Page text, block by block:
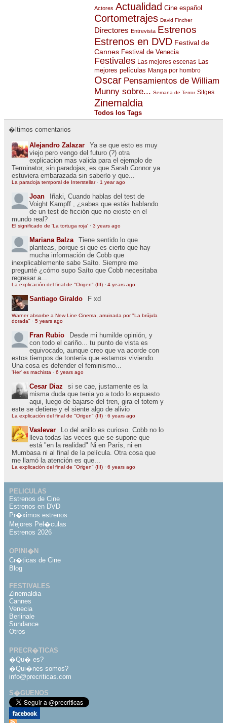
Actores Actualidad Cine español
Cortometrajes David Fincher
Directores Entrevista Estrenos
Estrenos en DVD Festival de
Cannes Festival de Venecia
Festivales Las mejores escenas Las
mejores películas Manga por hombro
Oscar Pensamientos de William
Munny sobre... Semana de Terror Sitges
Zinemaldia
Todos los Tags
�ltimos comentarios
Alejandro Zalazar
Ya se que esto es muy
viejo pero vengo del futuro (?) otra
explicacion mas valida para el ejemplo de
Terminator, sin paradojas, es que Sarah Connor ya
estuviera embarazada sin saberlo y que...
La paradoja temporal de Interstellar· 1 year ago
Joan
Iñaki, Cuando hablas del test de
Voight Kampff , ¿sabes que estás hablando
de un test de ficción que no existe en el
mundo real?
El significado de 'La tortuga roja' · 3 years ago
Mariana Balza
Tiene sentido lo que
planteas, porque si que es cierto que hay
mucha información de Cobb que
inexplicablemente sabe Saíto. Siempre me
pregunté ¿cómo supo Saíto que Cobb necesitaba
regresar a...
La explicación del final de "Origen" (III) · 4 years ago
Santiago Giraldo F xd
Warner absorbe a New Line Cinema, arruinada por "La brújula
dorada" · 5 years ago
Fran Rubio
Desde mi humilde opinión, y
con todo el cariño... tu punto de vista es
equivocado, aunque creo que va acorde con
estos tiempos de tontería que estamos viviendo.
Una cosa es defender el feminismo...
'Her' es machista · 6 years ago
Cesar Diaz
si se cae, justamente es la
misma duda que tenia yo a todo lo expuesto
aqui, luego de bajarse del tren, gira el totem y
este se detiene y el siente algo de alivio
La explicación del final de "Origen" (III) · 6 years ago
Vaslevar
Lo del anillo es curioso. Cobb no lo
lleva todas las veces que se supone que
está "en la realidad" Ni en París, ni en
Mumbasa ni al final de la película. Otra cosa que
me llamó la atención es que...
La explicación del final de "Origen" (III) · 6 years ago
PELICULAS
Estrenos de Cine
Estrenos en DVD
Pr�ximos estrenos
Mejores Pel�culas
Estrenos 2026
OPINI�N
Cr�ticas de Cine
Blog
FESTIVALES
Zinemaldia
Cannes
Venecia
Berlinale
Sundance
Otros
PRECR�TICAS
�Qu� es?
�Qui�nes somos?
info@precriticas.com
S�GUENOS